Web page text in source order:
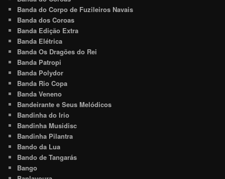
Banda do Corpo de Fuzileiros Navais
Banda dos Coroas
Banda Edição Extra
Banda Elétrica
Banda Os Dragões do Rei
Banda Patropi
Banda Polydor
Banda Rio Copa
Banda Veneno
Bandeirante e Seus Melódicos
Bandinha do Irio
Bandinha Musidisc
Bandinha Pilantra
Bando da Lua
Bando de Tangarás
Bango